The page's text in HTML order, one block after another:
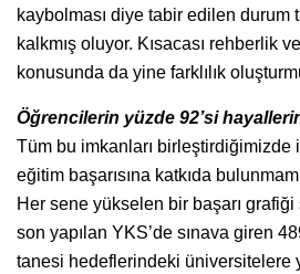
kaybolması diye tabir edilen durum
kalkmış oluyor. Kısacası rehberlik
konusunda da yine farklılık
Öğrencilerin yüzde 92’si
Tüm bu imkanları birleştirdiğimizde
eğitim başarısına katkıda
Her sene yükselen bir başarı
son yapılan YKS’de sınava giren
tanesi hedeflerindeki üniversitelere